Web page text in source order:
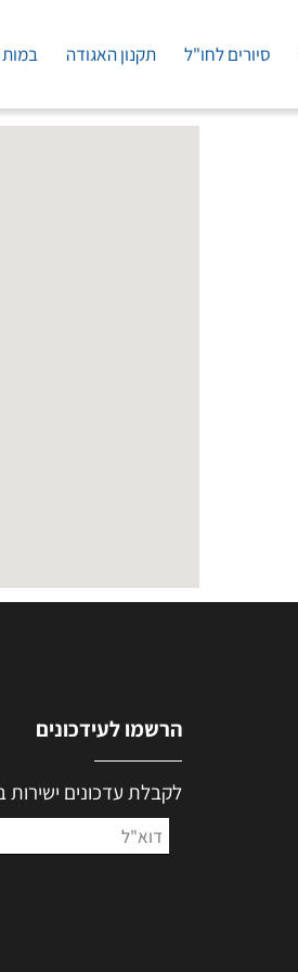
סיורים לחו"ל תקנון האגודה
הרשמו לעידכונים
לקבלת עדכונים ישירות